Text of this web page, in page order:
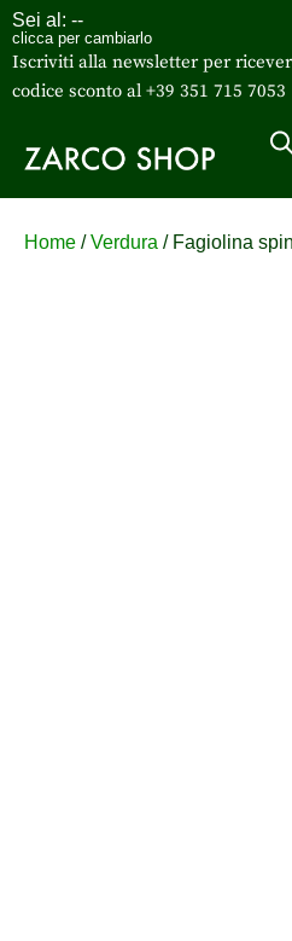
Iscriviti alla newsletter per
codice sconto al +39 351 715 7053
Sei al: --
clicca per cambiarlo
Home /Verdura / Fagiolina